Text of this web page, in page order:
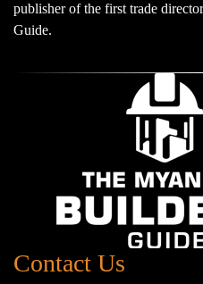
publisher of the first trade
Guide.
Contact Us